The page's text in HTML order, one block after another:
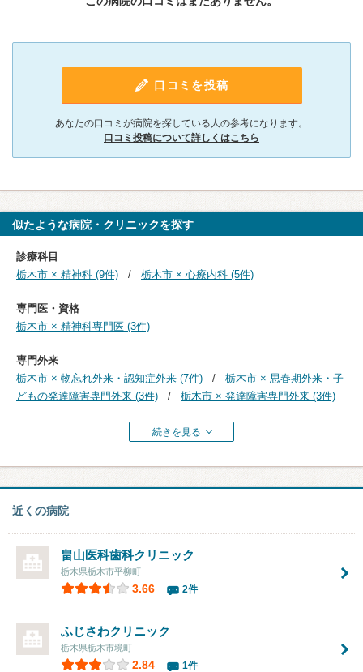
口コミを投稿
あなたの口コミが病院を探している人の参考になります。
口コミ投稿について詳しくはこちら
似たような病院・クリニックを探す
診療科目
栃木市 × 精神科 (9件)
栃木市 × 心療内科 (5件)
専門医・資格
栃木市 × 精神科専門医 (3件)
専門外来
栃木市 × 物忘れ外来・認知症外来 (7件)
栃木市 × 思春期外来・子
どもの発達障害専門外来 (3件)
栃木市 × 発達障害専門外来 (3件)
続きを見る
近くの病院
畠山医科歯科クリニック
栃木県栃木市平柳町
3.66 2件
ふじさわクリニック
栃木県栃木市境町
2.84 1件